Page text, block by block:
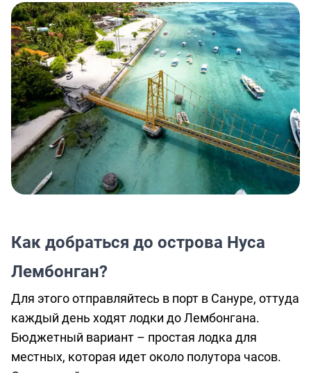
Как добраться до острова Нуса
Лембонган?
Для этого отправляйтесь в порт в Сануре, оттуда
каждый день ходят лодки до Лембонгана.
Бюджетный вариант – простая лодка для
местных, которая идет около полутора часов.